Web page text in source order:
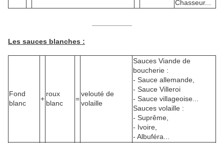
Chasseur...
Les sauces blanches :
Fond
blanc
+
roux
blanc
=
velouté de
volaille
Sauces Viande de
boucherie :
- Sauce allemande,
- Sauce Villeroi
- Sauce villageoise...
Sauces volaille :
- Suprême,
- Ivoire,
- Albuféra...